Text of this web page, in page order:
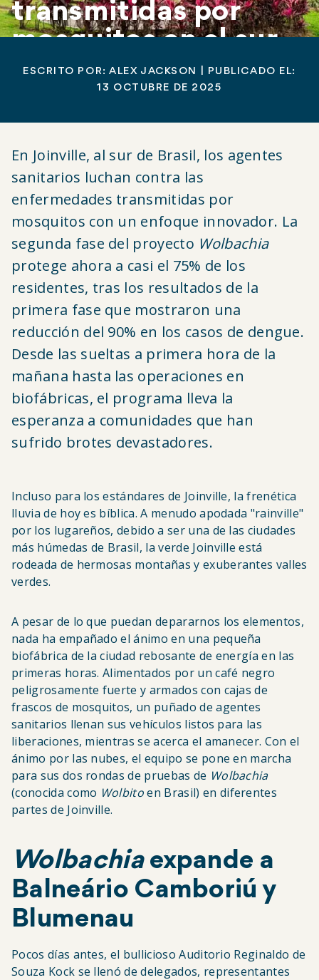
transmitidas por
mosquitos en el sur
de Brasil
ESCRITO POR:ALEX JACKSON
| PUBLICADO EL:
13 OCTUBRE DE 2025
En Joinville, al sur de Brasil, los agentes
sanitarios luchan contra las
enfermedades transmitidas por
mosquitos con un enfoque innovador. La
segunda fase del proyecto Wolbachia
protege ahora a casi el 75% de los
residentes, tras los resultados de la
primera fase que mostraron una
reducción del 90% en los casos de dengue.
Desde las sueltas a primera hora de la
mañana hasta las operaciones en
biofábricas, el programa lleva la
esperanza a comunidades que han
sufrido brotes devastadores.
Incluso para los estándares de Joinville, la frenética
lluvia de hoy es bíblica. A menudo apodada "rainville"
por los lugareños, debido a ser una de las ciudades
más húmedas de Brasil, la verde Joinville está
rodeada de hermosas montañas y exuberantes valles
verdes.
A pesar de lo que puedan depararnos los elementos,
nada ha empañado el ánimo en una pequeña
biofábrica de la ciudad rebosante de energía en las
primeras horas. Alimentados por un café negro
peligrosamente fuerte y armados con cajas de
frascos de mosquitos, un puñado de agentes
sanitarios llenan sus vehículos listos para las
liberaciones, mientras se acerca el amanecer. Con el
ánimo por las nubes, el equipo se pone en marcha
para sus dos rondas de pruebas de Wolbachia
(conocida como Wolbitoen Brasil) en diferentes
partes de Joinville.
Wolbachiaexpande a
Balneário Camboriú y
Blumenau
Pocos días antes, el bullicioso Auditorio Reginaldo de
Souza Kock se llenó de delegados, representantes